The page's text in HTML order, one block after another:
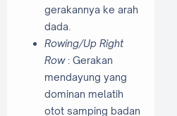
gerakannya ke arah
dada.
Rowing/Up Right
Row: Gerakan
mendayung yang
dominan melatih
otot samping badan